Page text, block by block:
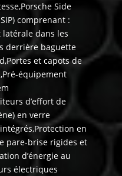
Side
comprenant :
dans les
derrière baguette
et capots de
équipement
d’effort de
en verre
en
pare-brise rigides et
d’énergie au
électriques